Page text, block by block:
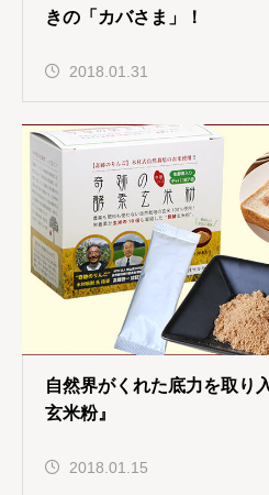
きの「カバさま」！
2018.01.31
自然界がくれた底力を取り
玄米粉』
2018.01.15